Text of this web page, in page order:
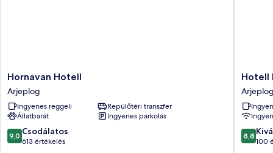
Hornavan
Hotell
Arjeplog
Hornavan Hotell
Arjeplog
Ingyenes reggeli
Repülőtéri transzfer
Állatbarát
Ingyenes parkolás
9.0
ennyiből:
9,0 Csodálatos
613 értékelés
Hotell
Lyktan
Arjeplog
Hotell
8.8
8,8
100